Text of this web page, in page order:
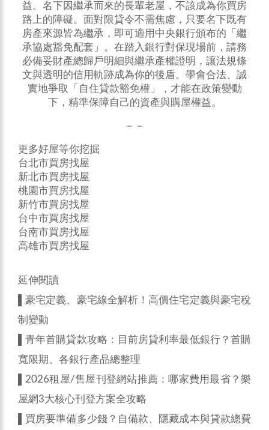
益。名下因繼承而來的長輩老屋，不該成為你買房
路上的障礙。面對限貸令不需焦慮，只要名下既有
房產來源皆為繼承，即可適用中央銀行頒布的「繼
承協處豁免配套」。在踏入銀行對保現場前，請務
必備妥財產總歸戶明細與繼承產權證明，讓法規條
文與透明的信用軌跡成為你的後盾。學會合法、誠
實地爭取「自住貸款豁免權」，才能在政策變動
下，精準保障自己的資產與購屋權益。
－－
更多好屋等你挖掘
台北市買房找屋
新北市買房找屋
桃園市買房找屋
新竹市買房找屋
台中市買房找屋
台南市買房找屋
高雄市買房找屋
延伸閱讀
豪宅定義、豪宅線全解析！高價住宅定義與豪宅稅
制變動
青年首購貸款攻略：目前房貸利率最低銀行？首購
寬限期、各銀行產品總整理
2026租屋/售屋刊登網站推薦：哪家費用最省？樂
屋網3大核心刊登方案全攻略
買房要準備多少錢？自備款、隱藏成本與貸款總費